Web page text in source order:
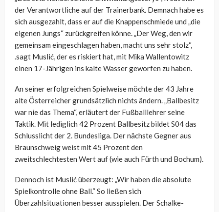
der Verantwortliche auf der Trainerbank. Demnach habe es
sich ausgezahlt, dass er auf die Knappenschmiede und „die
eigenen Jungs“ zurückgreifen könne. „Der Weg, den wir
gemeinsam eingeschlagen haben, macht uns sehr stolz“,
.sagt Muslić, der es riskiert hat, mit Mika Wallentowitz
einen 17-Jährigen ins kalte Wasser geworfen zu haben.
An seiner erfolgreichen Spielweise möchte der 43 Jahre
alte Österreicher grundsätzlich nichts ändern. „Ballbesitz
war nie das Thema“, erläutert der Fußballlehrer seine
Taktik. Mit lediglich 42 Prozent Ballbesitz bildet S04 das
Schlusslicht der 2. Bundesliga. Der nächste Gegner aus
Braunschweig weist mit 45 Prozent den
zweitschlechtesten Wert auf (wie auch Fürth und Bochum).
Dennoch ist Muslić überzeugt: „Wir haben die absolute
Spielkontrolle ohne Ball.“ So ließen sich
Überzahlsituationen besser ausspielen. Der Schalke-